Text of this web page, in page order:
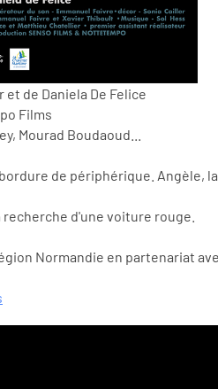
de Daniela De Felice
Films
Mourad Boudaoud...
de périphérique. Angèle,
d'une voiture rouge.
Normandie en partenariat